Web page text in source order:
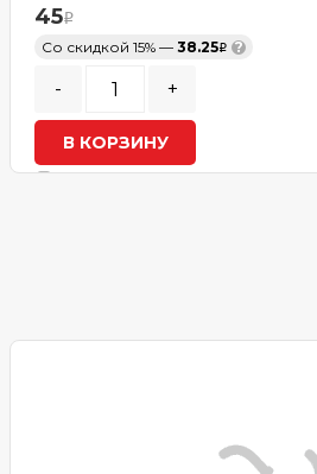
45
Со скидкой 15% — 38.25 ?
- +
В КОРЗИНУ